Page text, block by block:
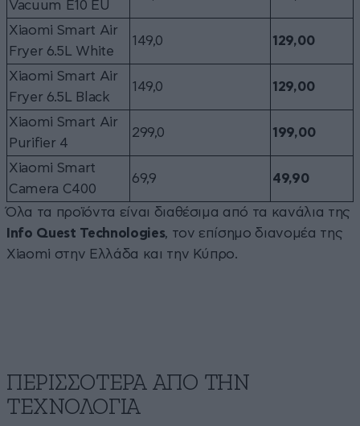
Vacuum E10 EU
Xiaomi Smart Air
Fryer 6.5L White
149,0 129,00
Xiaomi Smart Air
Fryer 6.5L Black
149,0 129,00
Xiaomi Smart Air
Purifier 4
299,0 199,00
Xiaomi Smart
Camera C400
69,9 49,90
Όλα τα προϊόντα είναι διαθέσιμα από τα κανάλια της
Info Quest Technologies, τον επίσημο διανομέα της
Xiaomi στην Ελλάδα και την Κύπρο.
ΠΕΡΙΣΣΟΤΕΡΑ ΑΠΟ ΤΗΝ
ΤΕΧΝΟΛΟΓΙΑ